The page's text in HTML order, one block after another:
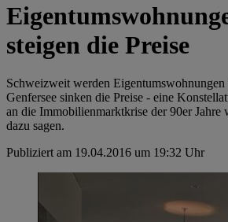
steigen die Preise
Schweizweit werden Eigentumswohnungen
Genfersee sinken die Preise - eine
an die Immobilienmarktkrise der 90er Jahre
dazu sagen.
Publiziert am 19.04.2016 um 19:32 Uhr